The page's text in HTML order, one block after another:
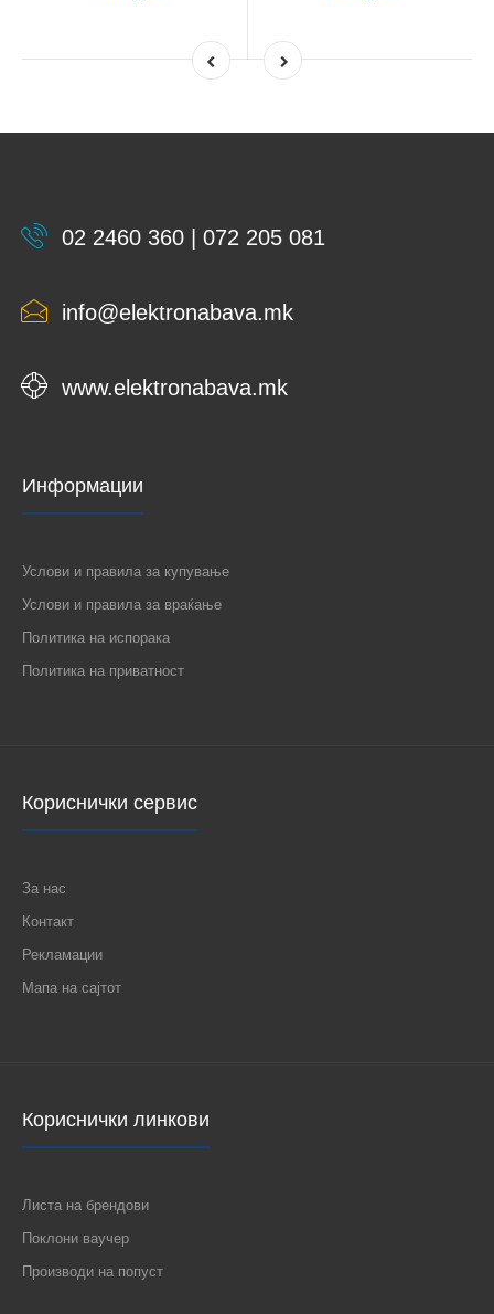
02 2460 360 | 072 205 081
info@elektronabava.mk
www.elektronabava.mk
Информации
Услови и правила за купување
Услови и правила за враќање
Политика на испорака
Политика на приватност
Кориснички сервис
За нас
Контакт
Рекламации
Мапа на сајтот
Кориснички линкови
Листа на брендови
Поклони ваучер
Производи на попуст